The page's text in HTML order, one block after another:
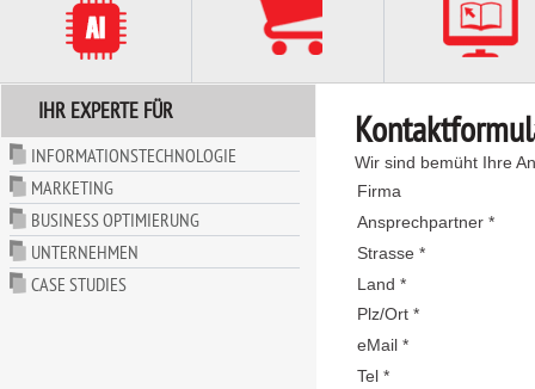
IHR EXPERTE FÜR
INFORMATIONSTECHNOLOGIE
MARKETING
BUSINESS OPTIMIERUNG
UNTERNEHMEN
CASE STUDIES
Wir sind bemüht Ihre
Firma
Ansprechpartner *
Strasse *
Land *
Plz/Ort *
eMail *
Tel *